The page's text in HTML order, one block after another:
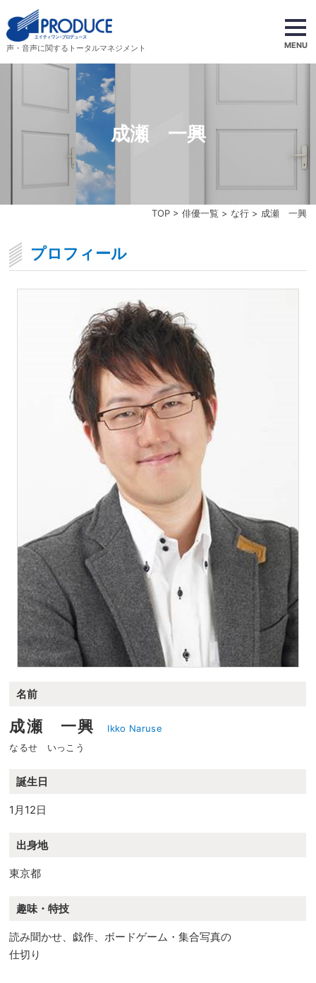
声・音声に関するトータルマネジメント MENU
TOP> 俳優一覧 > な行> 成瀬 一興
成瀬 一興
プロフィール
名前
成瀬 一興
Ikko Naruse
なるせ いっこう
誕生日
1月12日
出身地
東京都
趣味・特技
読み聞かせ、戯作、ボードゲーム・集合写真の
仕切り